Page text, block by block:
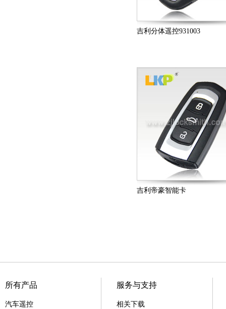
吉利分体遥控931003
吉利帝豪智能卡
所有产品
汽车遥控
服务与支持
相关下载